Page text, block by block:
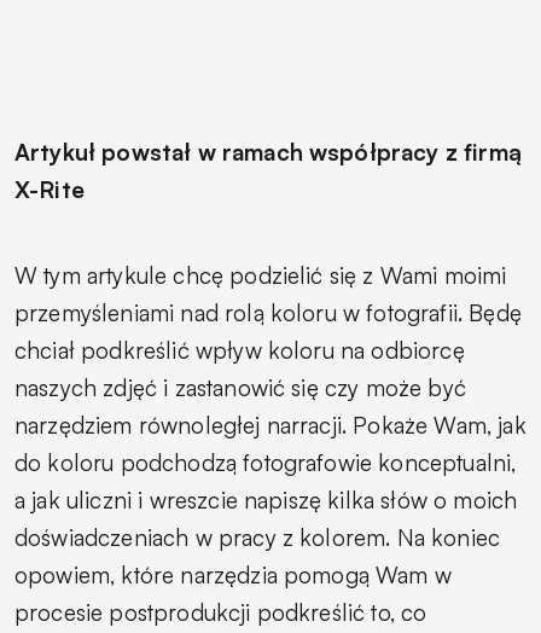
Artykuł powstał w ramach współpracy z firmą
X-Rite
W tym artykule chcę podzielić się z Wami moimi
przemyśleniami nad rolą koloru w fotografii. Będę
chciał podkreślić wpływ koloru na odbiorcę
naszych zdjęć i zastanowić się czy może być
narzędziem równoległej narracji. Pokaże Wam, jak
do koloru podchodzą fotografowie konceptualni,
a jak uliczni i wreszcie napiszę kilka słów o moich
doświadczeniach w pracy z kolorem. Na koniec
opowiem, które narzędzia pomogą Wam w
procesie postprodukcji podkreślić to, co